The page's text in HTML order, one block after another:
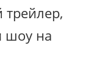
шоу на